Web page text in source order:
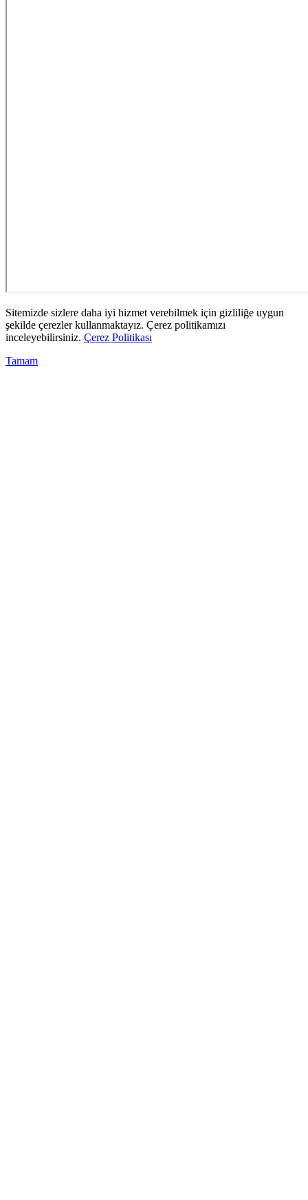
Sitemizde sizlere daha iyi hizmet verebilmek için gizliliğe uygun
şekilde çerezler kullanmaktayız. Çerez politikamızı
inceleyebilirsiniz. Çerez Politikası
Tamam